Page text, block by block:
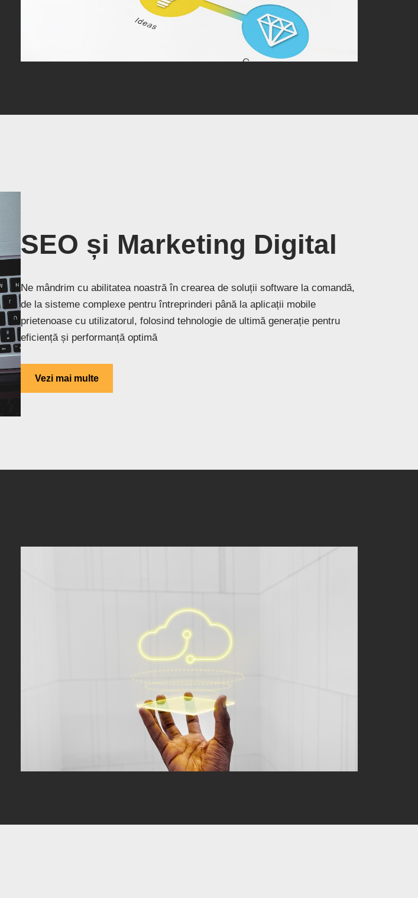
SEO și Marketing Digital
Ne mândrim cu abilitatea noastră în crearea de soluții software la comandă,
de la sisteme complexe pentru întreprinderi până la aplicații mobile
prietenoase cu utilizatorul, folosind tehnologie de ultimă generație pentru
eficiență și performanță optimă
Vezi mai multe